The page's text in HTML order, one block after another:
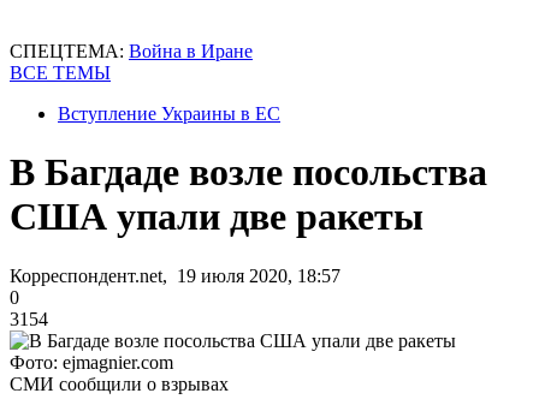
СПЕЦТЕМА: Война в Иране
ВСЕ ТЕМЫ
Вступление Украины в ЕС
В Багдаде возле посольства
США упали две ракеты
Корреспондент.net, 19 июля 2020, 18:57
0
3154
Фото: ejmagnier.com
СМИ сообщили о взрывах